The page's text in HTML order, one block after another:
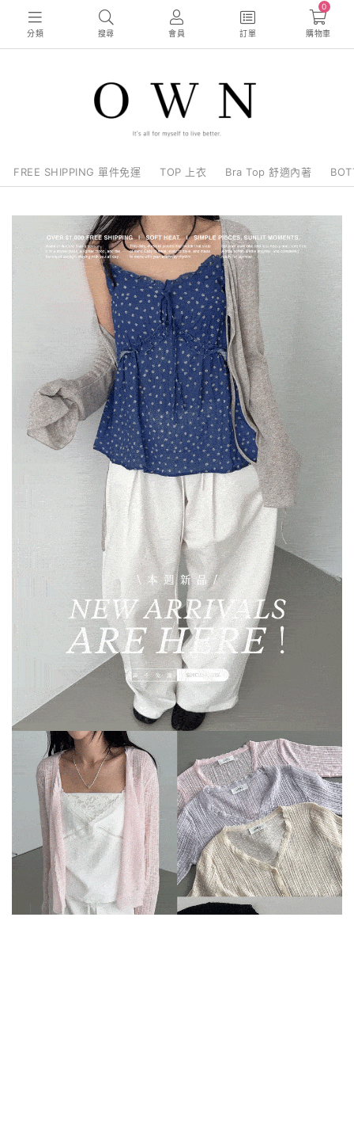
分類 搜尋 會員 訂單
0
購物車
FREE SHIPPING 單件免運 TOP 上衣 Bra Top 舒適內著